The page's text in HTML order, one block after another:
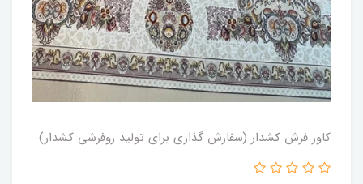
کاور فرش کشدار (سفارش گذاری برای تولید روفرشی کشدار)